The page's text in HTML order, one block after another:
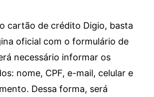
cartão de crédito Digio, basta
oficial com o formulário de
necessário informar os
nome, CPF, e-mail, celular e
Dessa forma, será